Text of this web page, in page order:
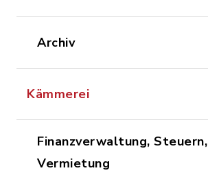
Archiv
Kämmerei
Finanzverwaltung, Steuern,
Vermietung